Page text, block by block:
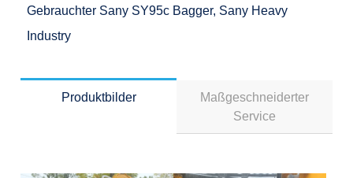
Gebrauchter Sany SY95c Bagger, Sany Heavy
Industry
Produktbilder
Maßgeschneiderter
Service